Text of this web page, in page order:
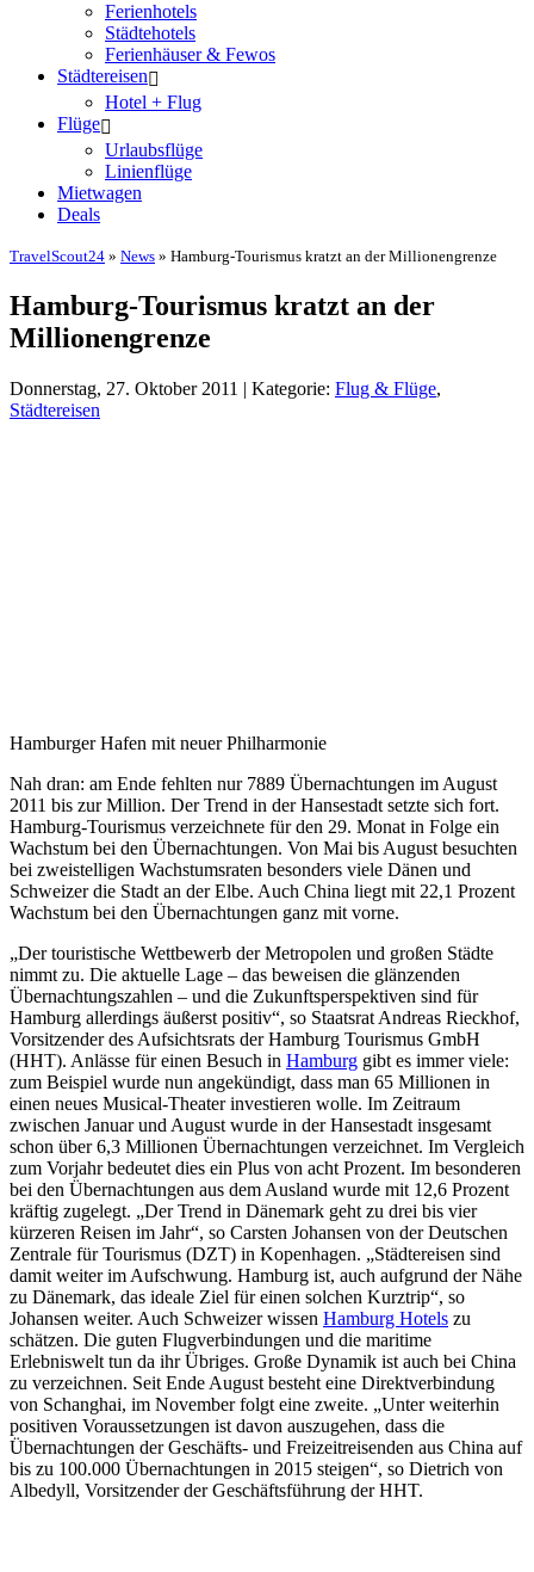
Ferienhotels
Städtehotels
Ferienhäuser & Fewos
Städtereisen
Hotel + Flug
Flüge
Urlaubsflüge
Linienflüge
Mietwagen
Deals
TravelScout24 » News » Hamburg-Tourismus kratzt an der Millionengrenze
Hamburg-Tourismus kratzt an der
Millionengrenze
Donnerstag, 27. Oktober 2011 | Kategorie: Flug & Flüge,
Städtereisen
Hamburger Hafen mit neuer Philharmonie
Nah dran: am Ende fehlten nur 7889 Übernachtungen im August
2011 bis zur Million. Der Trend in der Hansestadt setzte sich fort.
Hamburg-Tourismus verzeichnete für den 29. Monat in Folge ein
Wachstum bei den Übernachtungen. Von Mai bis August besuchten
bei zweistelligen Wachstumsraten besonders viele Dänen und
Schweizer die Stadt an der Elbe. Auch China liegt mit 22,1 Prozent
Wachstum bei den Übernachtungen ganz mit vorne.
„Der touristische Wettbewerb der Metropolen und großen Städte
nimmt zu. Die aktuelle Lage – das beweisen die glänzenden
Übernachtungszahlen – und die Zukunftsperspektiven sind für
Hamburg allerdings äußerst positiv“, so Staatsrat Andreas Rieckhof,
Vorsitzender des Aufsichtsrats der Hamburg Tourismus GmbH
(HHT). Anlässe für einen Besuch in Hamburg gibt es immer viele:
zum Beispiel wurde nun angekündigt, dass man 65 Millionen in
einen neues Musical-Theater investieren wolle. Im Zeitraum
zwischen Januar und August wurde in der Hansestadt insgesamt
schon über 6,3 Millionen Übernachtungen verzeichnet. Im Vergleich
zum Vorjahr bedeutet dies ein Plus von acht Prozent. Im besonderen
bei den Übernachtungen aus dem Ausland wurde mit 12,6 Prozent
kräftig zugelegt. „Der Trend in Dänemark geht zu drei bis vier
kürzeren Reisen im Jahr“, so Carsten Johansen von der Deutschen
Zentrale für Tourismus (DZT) in Kopenhagen. „Städtereisen sind
damit weiter im Aufschwung. Hamburg ist, auch aufgrund der Nähe
zu Dänemark, das ideale Ziel für einen solchen Kurztrip“, so
Johansen weiter. Auch Schweizer wissen Hamburg Hotels zu
schätzen. Die guten Flugverbindungen und die maritime
Erlebniswelt tun da ihr Übriges. Große Dynamik ist auch bei China
zu verzeichnen. Seit Ende August besteht eine Direktverbindung
von Schanghai, im November folgt eine zweite. „Unter weiterhin
positiven Voraussetzungen ist davon auszugehen, dass die
Übernachtungen der Geschäfts- und Freizeitreisenden aus China auf
bis zu 100.000 Übernachtungen in 2015 steigen“, so Dietrich von
Albedyll, Vorsitzender der Geschäftsführung der HHT.